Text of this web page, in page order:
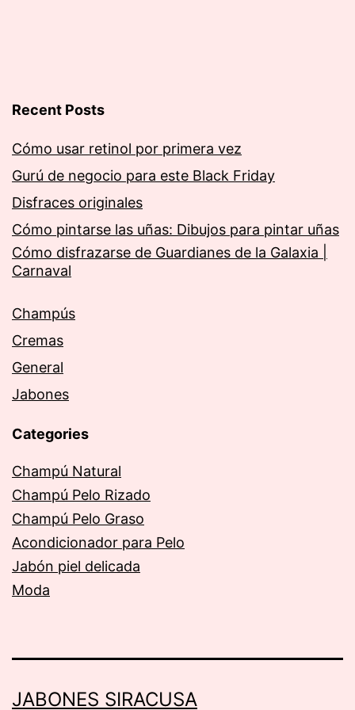
Recent Posts
Cómo usar retinol por primera vez
Gurú de negocio para este Black Friday
Disfraces originales
Cómo pintarse las uñas: Dibujos para pintar uñas
Cómo disfrazarse de Guardianes de la Galaxia |
Carnaval
Champús
Cremas
General
Jabones
Categories
Champú Natural
Champú Pelo Rizado
Champú Pelo Graso
Acondicionador para Pelo
Jabón piel delicada
Moda
JABONES SIRACUSA